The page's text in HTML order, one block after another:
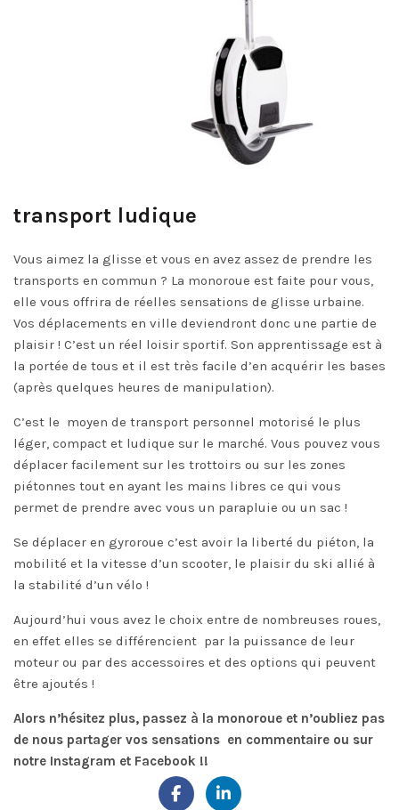
transport ludique
Vous aimez la glisse et vous en avez assez de prendre les
transports en commun ? La monoroue est faite pour vous,
elle vous offrira de réelles sensations de glisse urbaine.
Vos déplacements en ville deviendront donc une partie de
plaisir ! C’est un réel loisir sportif. Son apprentissage est à
la portée de tous et il est très facile d’en acquérir les bases
(après quelques heures de manipulation).
C’est le moyen de transport personnel motorisé le plus
léger, compact et ludique sur le marché. Vous pouvez vous
déplacer facilement sur les trottoirs ou sur les zones
piétonnes tout en ayant les mains libres ce qui vous
permet de prendre avec vous un parapluie ou un sac !
Se déplacer en gyroroue c’est avoir la liberté du piéton, la
mobilité et la vitesse d’un scooter, le plaisir du ski allié à
la stabilité d’un vélo !
Aujourd’hui vous avez le choix entre de nombreuses roues,
en effet elles se différencient par la puissance de leur
moteur ou par des accessoires et des options qui peuvent
être ajoutés !
Alors n’hésitez plus, passez à la monoroue et n’oubliez pas
de nous partager vos sensations en commentaire ou sur
notre Instagram et Facebook !!